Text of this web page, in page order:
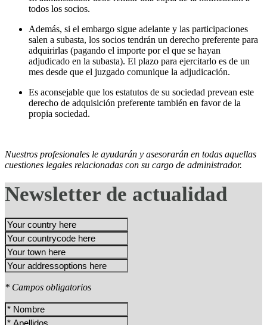
todos los socios.
Además, si el embargo sigue adelante y las participaciones
salen a subasta, los socios tendrán un derecho preferente para
adquirirlas (pagando el importe por el que se hayan
adjudicado en la subasta). El plazo para ejercitarlo es de un
mes desde que el juzgado comunique la adjudicación.
Es aconsejable que los estatutos de su sociedad prevean este
derecho de adquisición preferente también en favor de la
propia sociedad.
Nuestros profesionales le ayudarán y asesorarán en todas aquellas
cuestiones legales relacionadas con su cargo de administrador.
Newsletter de actualidad
* Campos obligatorios